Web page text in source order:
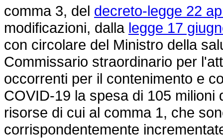
comma 3, del decreto-legge 22
modificazioni, dalla legge 17
con circolare del Ministro della
Commissario straordinario per
occorrenti per il contenimento e
COVID-19 la spesa di 105
risorse di cui al comma 1, che
corrispondentemente